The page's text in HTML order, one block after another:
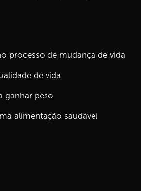
Que o Universo Conspira Contra a
Para Manter o Peso Que Foi
processo de mudança de vida
de vida
ganhar peso
alimentação saudável